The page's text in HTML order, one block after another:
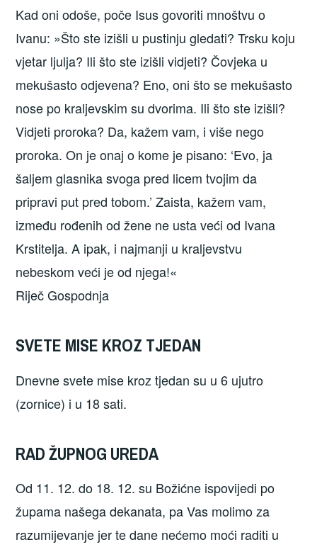
Kad oni odoše, poče Isus govoriti mnoštvu o
Ivanu: »Što ste izišli u pustinju gledati? Trsku koju
vjetar ljulja? Ili što ste izišli vidjeti? Čovjeka u
mekušasto odjevena? Eno, oni što se mekušasto
nose po kraljevskim su dvorima. Ili što ste izišli?
Vidjeti proroka? Da, kažem vam, i više nego
proroka. On je onaj o kome je pisano: ‘Evo, ja
šaljem glasnika svoga pred licem tvojim da
pripravi put pred tobom.’ Zaista, kažem vam,
između rođenih od žene ne usta veći od Ivana
Krstitelja. A ipak, i najmanji u kraljevstvu
nebeskom veći je od njega!«
Riječ Gospodnja
SVETE MISE KROZ TJEDAN
Dnevne svete mise kroz tjedan su u 6 ujutro
(zornice) i u 18 sati.
RAD ŽUPNOG UREDA
Od 11. 12. do 18. 12. su Božićne ispovijedi po
župama našega dekanata, pa Vas molimo za
razumijevanje jer te dane nećemo moći raditi u